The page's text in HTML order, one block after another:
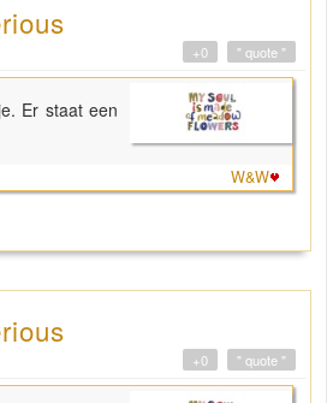
" quote "
+0
Er staat een
W&W
" quote "
+0